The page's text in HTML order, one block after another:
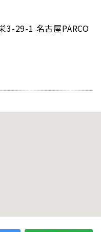
3-29-1 名古屋PARCO